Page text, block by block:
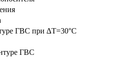
ГВС при ∆Т=30°С
ГВС